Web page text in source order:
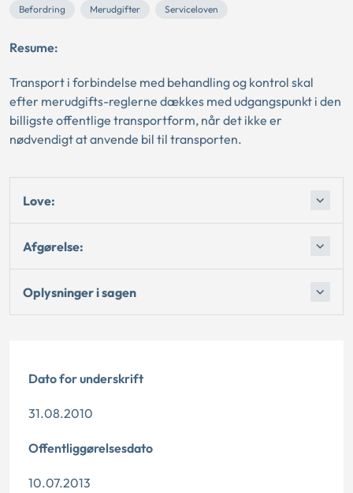
Befordring
Merudgifter Serviceloven
Resume:
Transport i forbindelse med behandling og kontrol skal
efter merudgifts-reglerne dækkes med udgangspunkt i den
billigste offentlige transportform, når det ikke er
nødvendigt at anvende bil til transporten.
Love:
Afgørelse:
Oplysninger i sagen
Dato for underskrift
31.08.2010
Offentliggørelsesdato
10.07.2013